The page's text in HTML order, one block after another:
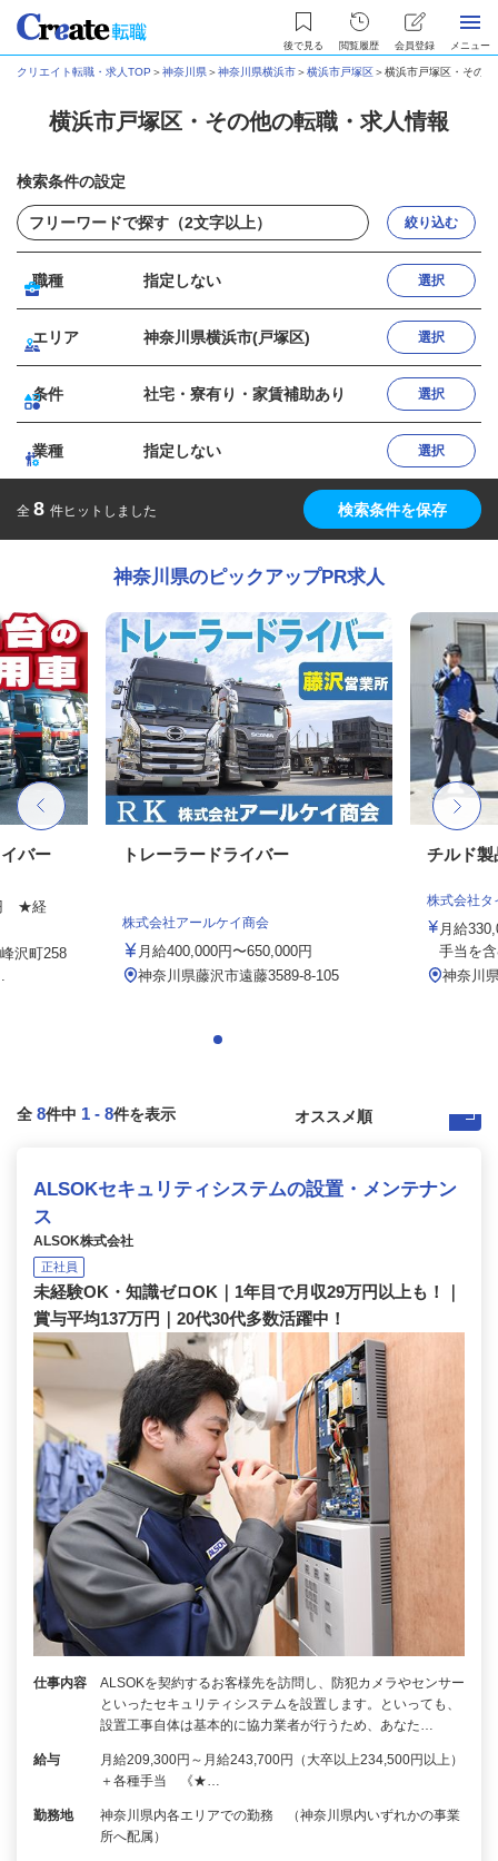
後で見る 閲覧履歴 会員登録 メニュー
クリエイト転職・求人TOP ＞神奈川県＞神奈川県横浜市＞横浜市戸塚区＞横浜市戸塚区・その
横浜市戸塚区・その他の転職・求人情報
検索条件の設定
絞り込む
職種 指定しない 選択
エリア 神奈川県横浜市(戸塚区) 選択
条件 社宅・寮有り・家賃補助あり 選択
業種 指定しない 選択
全 8 件ヒットしました 検索条件を保存
神奈川県のピックアップPR求人
バー
★経
沢町258
トレーラードライバー
株式会社アールケイ商会
月給400,000円〜650,000円
神奈川県藤沢市遠藤3589-8-105
チルド製
株式会社タ
月給
手当を
神奈川
全 8件中 1 - 8件を表示
ALSOKセキュリティシステムの設置・メンテナン
ス
ALSOK株式会社
正社員
未経験OK・知識ゼロOK｜1年目で月収29万円以上も！｜
賞与平均137万円｜20代30代多数活躍中！
仕事内容
ALSOKを契約するお客様先を訪問し、防犯カメラやセンサー
といったセキュリティシステムを設置します。といっても、
設置工事自体は基本的に協力業者が行うため、あなた…
給与
月給209,300円～月給243,700円（大卒以上234,500円以上）
＋各種手当 《★…
勤務地
神奈川県内各エリアでの勤務 （神奈川県内いずれかの事業
所へ配属）